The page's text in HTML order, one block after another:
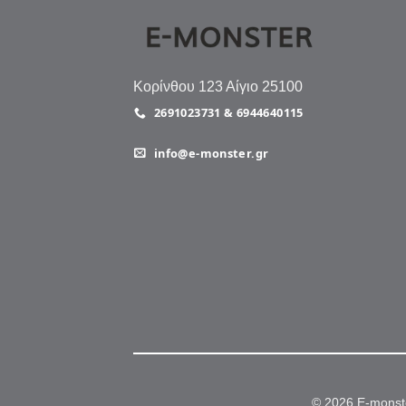
Κορίνθου 123 Αίγιο 25100
2691023731 & 6944640115
info@e-monster.gr
© 2026 E-